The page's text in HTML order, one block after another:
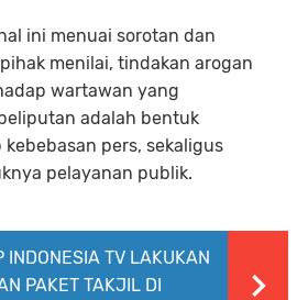
ini menuai sorotan dan
menilai, tindakan arogan
wartawan yang
adalah bentuk
pers, sekaligus
pelayanan publik.
INDONESIA TV LAKUKAN
PAKET TAKJIL DI